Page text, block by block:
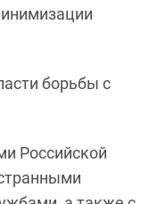
борьбы с
Российской